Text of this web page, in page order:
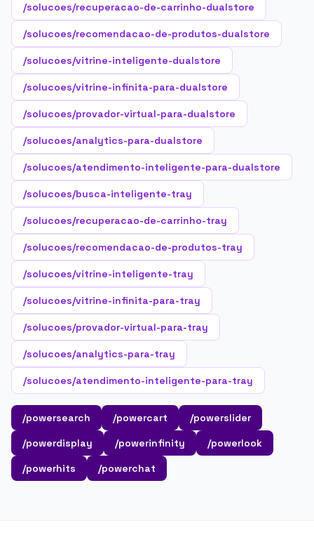
/solucoes/recuperacao-de-carrinho-dualstore
/solucoes/recomendacao-de-produtos-dualstore
/solucoes/vitrine-inteligente-dualstore
/solucoes/vitrine-infinita-para-dualstore
/solucoes/provador-virtual-para-dualstore
/solucoes/analytics-para-dualstore
/solucoes/atendimento-inteligente-para-dualstore
/solucoes/busca-inteligente-tray
/solucoes/recuperacao-de-carrinho-tray
/solucoes/recomendacao-de-produtos-tray
/solucoes/vitrine-inteligente-tray
/solucoes/vitrine-infinita-para-tray
/solucoes/provador-virtual-para-tray
/solucoes/analytics-para-tray
/solucoes/atendimento-inteligente-para-tray
/powersearch /powercart
/powerslider
/powerdisplay
/powerinfinity
/powerlook
/powerhits
/powerchat